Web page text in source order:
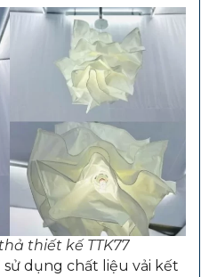
thiết kế TTK77
dụng chất liệu vải kết